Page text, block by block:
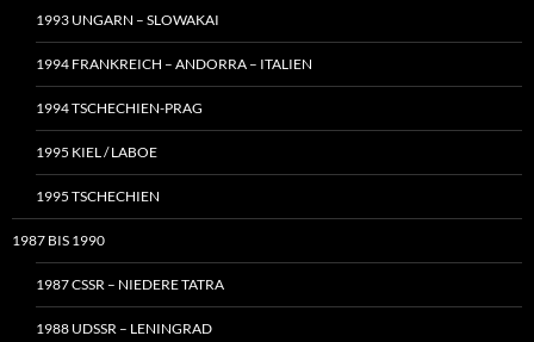
1993 UNGARN – SLOWAKAI
1994 FRANKREICH – ANDORRA – ITALIEN
1994 TSCHECHIEN-PRAG
1995 KIEL / LABOE
1995 TSCHECHIEN
1987 BIS 1990
1987 CSSR – NIEDERE TATRA
1988 UDSSR – LENINGRAD